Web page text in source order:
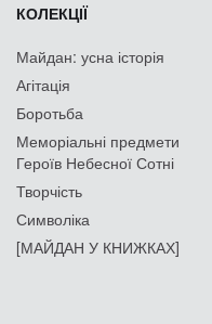
КОЛЕКЦІЇ
Майдан: усна історія
Агітація
Боротьба
Меморіальні предмети
Героїв Небесної Сотні
Творчість
Символіка
[МАЙДАН У КНИЖКАХ]